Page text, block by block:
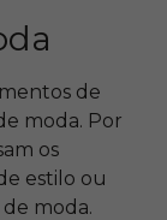
de
moda. Por
os
estilo ou
moda.